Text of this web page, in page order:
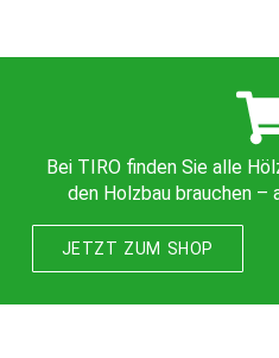
Bei TIRO finden Sie alle
den Holzbau brauchen –
JETZT ZUM SHOP